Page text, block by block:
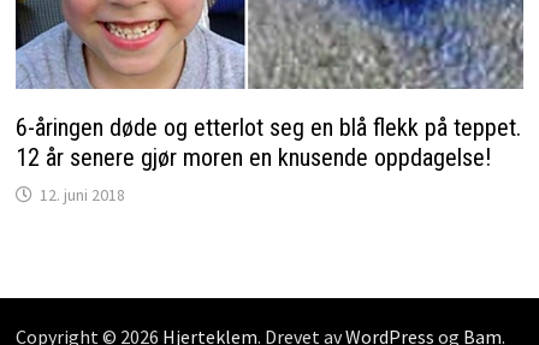
6-åringen døde og etterlot seg en blå flekk på teppet.
12 år senere gjør moren en knusende oppdagelse!
12. juni 2018
Copyright © 2026 Hjerteklem. Drevet avWordPress og Bam.